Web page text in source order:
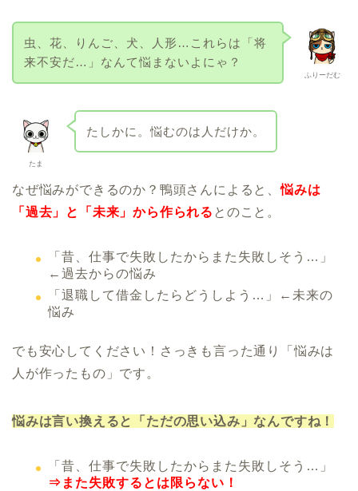
ふりーだむ
虫、花、りんご、犬、人形…これらは「将
来不安だ…」なんて悩まないよにゃ？
たま
たしかに。悩むのは人だけか。
なぜ悩みができるのか？鴨頭さんによると、悩みは
「過去」と「未来」から作られる とのこと。
「昔、仕事で失敗したからまた失敗しそう…」
←過去からの悩み
「退職して借金したらどうしよう…」←未来の
悩み
でも安心してください！さっきも言った通り「悩みは
人が作ったもの」です。
悩みは言い換えると「ただの思い込み」なんですね！
「昔、仕事で失敗したからまた失敗しそう…」
⇒また失敗するとは限らない！